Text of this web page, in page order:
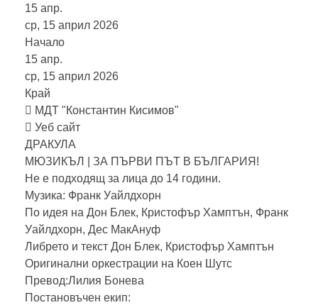
15 апр.
ср, 15 април 2026
Начало
15 апр.
ср, 15 април 2026
Край
МДТ "Константин Кисимов"
Уеб сайт
ДРАКУЛА
МЮЗИКЪЛ | ЗА ПЪРВИ ПЪТ В БЪЛГАРИЯ!
Не е подходящ за лица до 14 години.
Музика: Франк Уайлдхорн
По идея на Дон Блек, Кристофър Хамптън, Франк
Уайлдхорн, Дес МакАнуф
Либрето и текст Дон Блек, Кристофър Хамптън
Оригинални оркестрации на Коен Шутс
Превод:Лилия Бонева
Постановъчен екип: